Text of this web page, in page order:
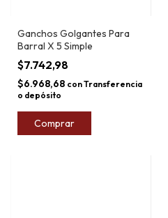
Ganchos Golgantes Para
Barral X 5 Simple
$7.742,98
$6.968,68 conTransferencia
o depósito
Comprar